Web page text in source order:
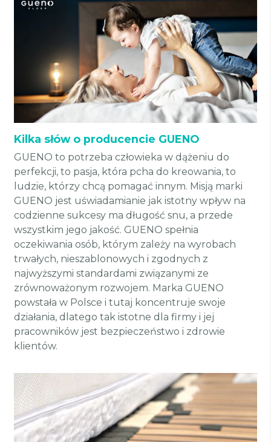
Kilka słów o producencie GUENO
GUENO to potrzeba człowieka w dążeniu do
perfekcji, to pasja, która pcha do kreowania, to
ludzie, którzy chcą pomagać innym. Misją marki
GUENO jest uświadamianie jak istotny wpływ na
codzienne sukcesy ma długość snu, a przede
wszystkim jego jakość. GUENO spełnia
oczekiwania osób, którym zależy na wyrobach
trwałych, nieszablonowych i zgodnych z
najwyższymi standardami związanymi ze
zrównoważonym rozwojem. Marka GUENO
powstała w Polsce i tutaj koncentruje swoje
działania, dlatego tak istotne dla firmy i jej
pracowników jest bezpieczeństwo i zdrowie
klientów.